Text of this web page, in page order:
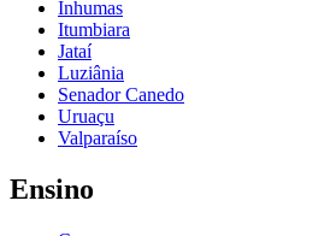
Inhumas
Itumbiara
Jataí
Luziânia
Senador Canedo
Uruaçu
Valparaíso
Ensino